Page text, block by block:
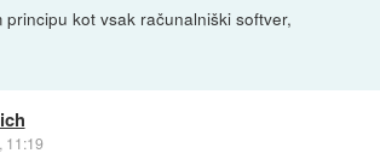
principu kot vsak računalniški softver,
11:19